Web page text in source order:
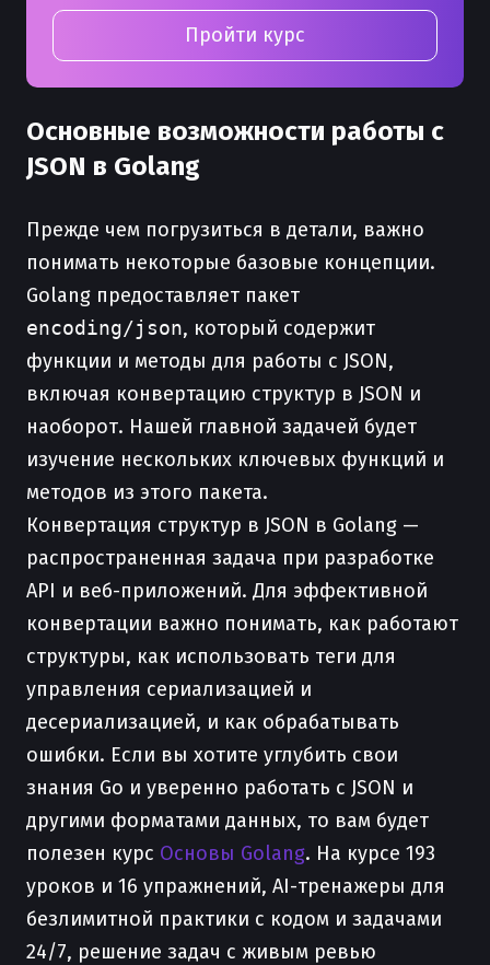
Пройти курс
Основные возможности работы с
JSON в Golang
Прежде чем погрузиться в детали, важно
понимать некоторые базовые концепции.
Golang предоставляет пакет
encoding/json, который содержит
функции и методы для работы с JSON,
включая конвертацию структур в JSON и
наоборот. Нашей главной задачей будет
изучение нескольких ключевых функций и
методов из этого пакета.
Конвертация структур в JSON в Golang —
распространенная задача при разработке
API и веб-приложений. Для эффективной
конвертации важно понимать, как работают
структуры, как использовать теги для
управления сериализацией и
десериализацией, и как обрабатывать
ошибки. Если вы хотите углубить свои
знания Go и уверенно работать с JSON и
другими форматами данных, то вам будет
полезен курс Основы Golang. На курсе 193
уроков и 16 упражнений, AI-тренажеры для
безлимитной практики с кодом и задачами
24/7, решение задач с живым ревью